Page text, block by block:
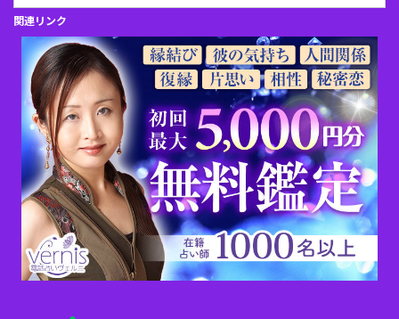
関連リンク